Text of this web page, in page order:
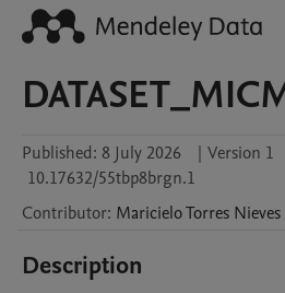
Published: 8 July 2026 | Version 1
10.17632/55tbp8brgn.1
Contributor: MaricieloTorres Nieves
Description